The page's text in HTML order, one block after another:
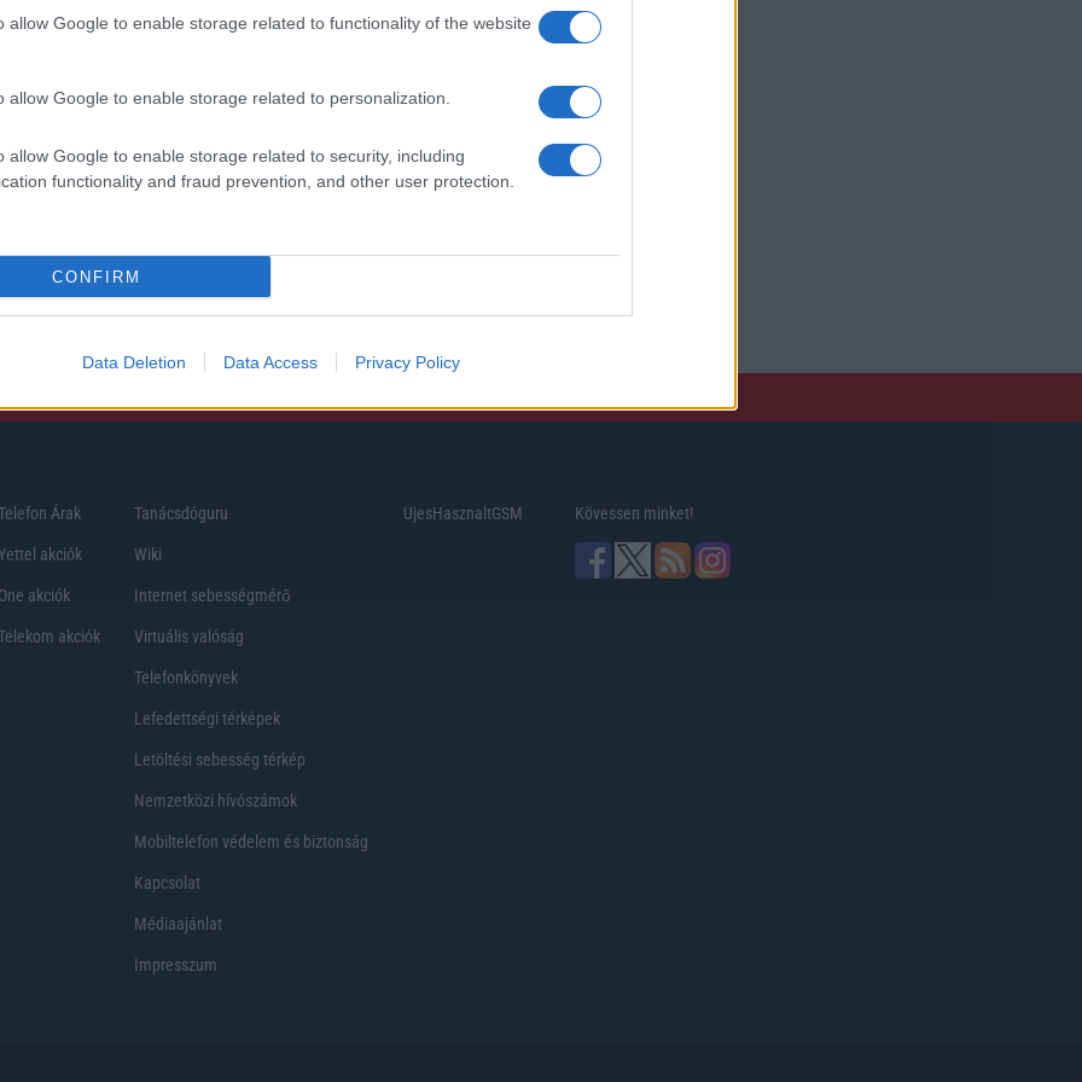
allow Google to enable storage related to functionality of the website
allow Google to enable storage related to personalization.
allow Google to enable storage related to security, including
functionality and fraud prevention, and other user protection.
CONFIRM
Data Deletion Data Access Privacy Policy
rejtett
hat
meg a
Police
alkalmazásokra
a háttérben.
Ez a rejtett Samsung
mobilhasználatot – sokan
2026.07.12| Android Central
Az Edge Panel az egyik leghasznosabb
telefonokból továbbra is hiányzik.
Árak
akciók
One akciók
akciók
Tanácsdóguru
Wiki
Internet sebességmérő
Virtuális valóság
Telefonkönyvek
Lefedettségi térképek
Letöltési sebesség térkép
Nemzetközi hívószámok
Mobiltelefon védelem és biztonság
Kapcsolat
Médiaajánlat
Impresszum
UjesHasznaltGSM Kövessen minket!